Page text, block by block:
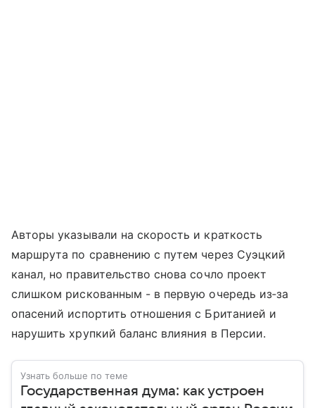
Авторы указывали на скорость и краткость
маршрута по сравнению с путем через Суэцкий
канал, но правительство снова сочло проект
слишком рискованным - в первую очередь из‑за
опасений испортить отношения с Британией и
нарушить хрупкий баланс влияния в Персии.
Узнать больше по теме
Государственная дума: как устроен